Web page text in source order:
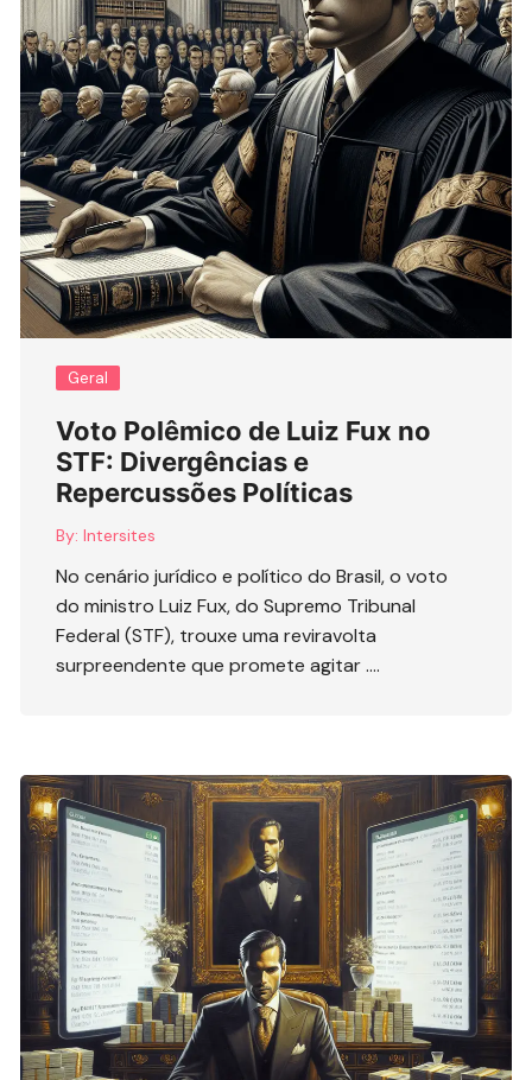
Geral
Voto Polêmico de Luiz Fux no
STF: Divergências e
Repercussões Políticas
By: Intersites
No cenário jurídico e político do Brasil, o voto
do ministro Luiz Fux, do Supremo Tribunal
Federal (STF), trouxe uma reviravolta
surpreendente que promete agitar ….